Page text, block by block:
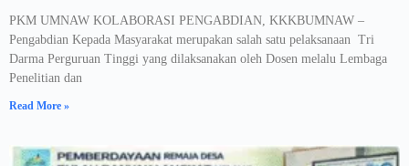
PKM UMNAW KOLABORASI PENGABDIAN, KKKBUMNAW –
Pengabdian Kepada Masyarakat merupakan salah satu pelaksanaan Tri
Darma Perguruan Tinggi yang dilaksanakan oleh Dosen melalu Lembaga
Penelitian dan
Read More »